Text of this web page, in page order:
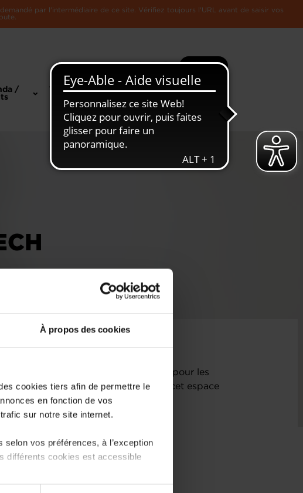
À propos des cookies
cookies tiers afin de permettre le
en fonction de vos
sur notre site internet.
vos préférences, à l’exception
différents cookies est accessible
par l'intermédiaire de ce site. Vérifiez toujours l'URL avant de saisir vos
Recherche Plus
/
Toute
L'Economie
comme un moteur essentiel pour les
au cœur du projet NeiSchmelz, cet espace
et durabilité.